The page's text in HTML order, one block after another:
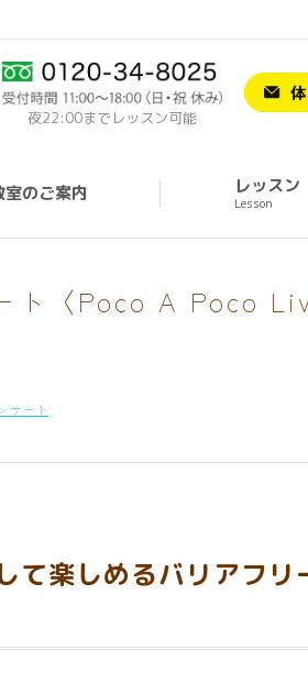
夜22:00までレッスン可能
室のご案内 レッスン
Lesson
ト〈Poco A Poco
サート
て楽しめるバリアフリ